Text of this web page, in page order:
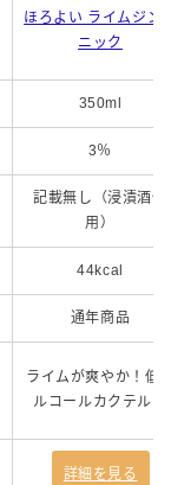
ほろよい ライムジン
ニック
350ml
3％
記載無し（浸漬酒使
用）
44kcal
通年商品
ライムが爽やか！低
ルコールカクテル！
詳細を見る